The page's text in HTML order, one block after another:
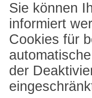
Sie können
informiert
Cookies für
der